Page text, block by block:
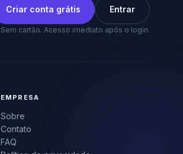
Criar conta grátis Entrar
Sem cartão. Acesso imediato após o login.
EMPRESA
Sobre
Contato
FAQ